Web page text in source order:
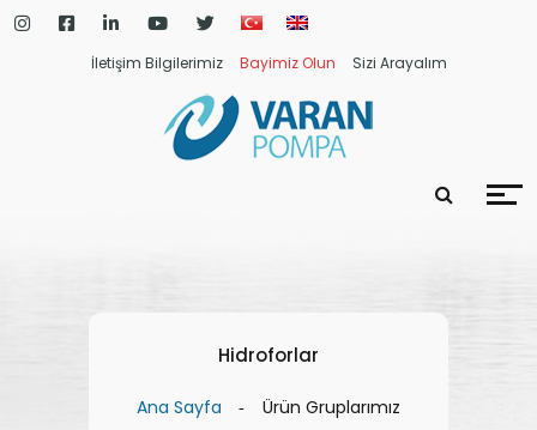
İletişim Bilgilerimiz Bayimiz Olun Sizi Arayalım
Hidroforlar
Ana Sayfa Ürün Gruplarımız